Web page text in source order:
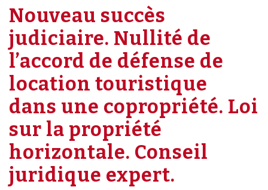
Nouveau succès
judiciaire. Nullité de
l’accord de défense de
location touristique
dans une copropriété. Loi
sur la propriété
horizontale. Conseil
juridique expert.